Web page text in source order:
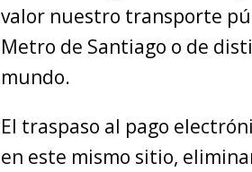
valor nuestro transporte
Metro de Santiago o de
mundo.
El traspaso al pago
en este mismo sitio,